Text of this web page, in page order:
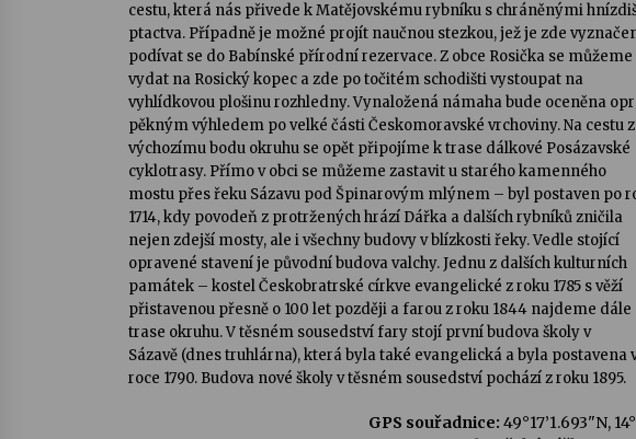
cestu, která nás přivede k Matějovskému rybníku s chráněnými
ptactva. Případně je možné projít naučnou stezkou, jež je zde
podívat se do Babínské přírodní rezervace. Z obce Rosička se můžeme
vydat na Rosický kopec a zde po točitém schodišti vystoupat na
vyhlídkovou plošinu rozhledny. Vynaložená námaha bude oceněna
pěkným výhledem po velké části Českomoravské vrchoviny. Na cestu
výchozímu bodu okruhu se opět připojíme k trase dálkové Posázavské
cyklotrasy. Přímo v obci se můžeme zastavit u starého kamenného
mostu přes řeku Sázavu pod Špinarovým mlýnem – byl postaven po
1714, kdy povodeň z protržených hrází Dářka a dalších rybníků zničila
nejen zdejší mosty, ale i všechny budovy v blízkosti řeky. Vedle stojící
opravené stavení je původní budova valchy. Jednu z dalších kulturních
památek – kostel Českobratrské církve evangelické z roku 1785 s věží
přistavenou přesně o 100 let později a farou z roku 1844 najdeme dále
trase okruhu. V těsném sousedství fary stojí první budova školy v
Sázavě (dnes truhlárna), která byla také evangelická a byla postavena
roce 1790. Budova nové školy v těsném sousedství pochází z roku 1895.
GPS souřadnice: 49°17’1.693"N,